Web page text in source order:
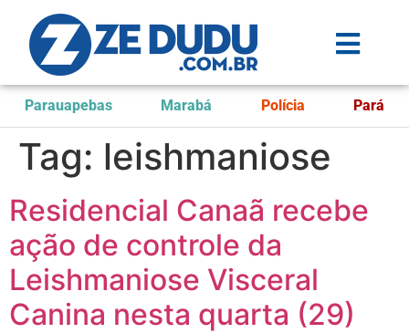
Parauapebas Marabá Polícia Pará
Tag: leishmaniose
Residencial Canaã recebe
ação de controle da
Leishmaniose Visceral
Canina nesta quarta (29)